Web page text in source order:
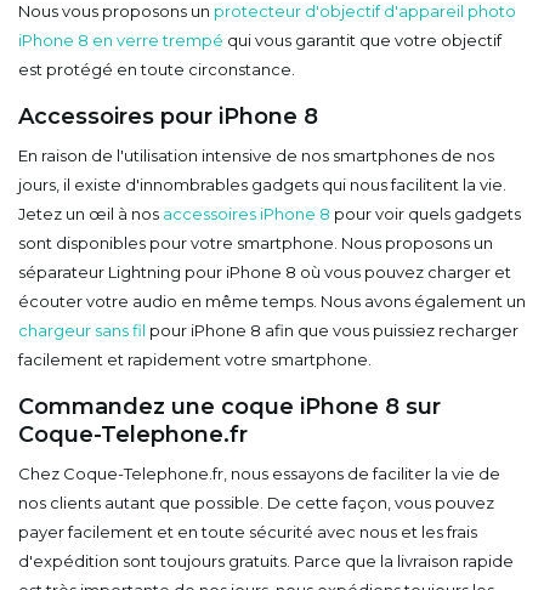
Nous vous proposons un protecteur d'objectif d'appareil photo
iPhone 8 en verre trempé qui vous garantit que votre objectif
est protégé en toute circonstance.
Accessoires pour iPhone 8
En raison de l'utilisation intensive de nos smartphones de nos
jours, il existe d'innombrables gadgets qui nous facilitent la vie.
Jetez un œil à nos accessoires iPhone 8 pour voir quels gadgets
sont disponibles pour votre smartphone. Nous proposons un
séparateur Lightning pour iPhone 8 où vous pouvez charger et
écouter votre audio en même temps. Nous avons également un
chargeur sans fil pour iPhone 8 afin que vous puissiez recharger
facilement et rapidement votre smartphone.
Commandez une coque iPhone 8 sur
Coque-Telephone.fr
Chez Coque-Telephone.fr, nous essayons de faciliter la vie de
nos clients autant que possible. De cette façon, vous pouvez
payer facilement et en toute sécurité avec nous et les frais
d'expédition sont toujours gratuits. Parce que la livraison rapide